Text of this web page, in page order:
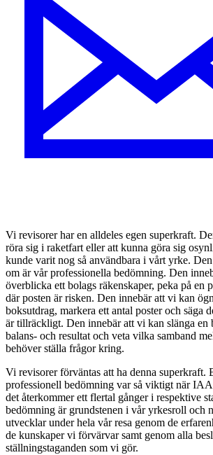
Vi revisorer har en alldeles egen superkraft.
röra sig i raketfart eller att kunna göra sig
kunde varit nog så användbara i vårt yrke.
om är vår professionella bedömning. Den
överblicka ett bolags räkenskaper, peka på en
där posten är risken. Den innebär att vi kan
boksutdrag, markera ett antal poster och säga
är tillräckligt. Den innebär att vi kan slänga en
balans- och resultat och veta vilka samband
behöver ställa frågor kring.
Vi revisorer förväntas att ha denna super­kraft.
professionell bedömning var så viktigt när
det åter­kommer ett flertal gånger i respektive
bedömning är grundstenen i vår yrkesroll och
utvecklar under hela vår resa genom de
de kunskaper vi förvärvar samt genom alla
ställningstaganden som vi gör.